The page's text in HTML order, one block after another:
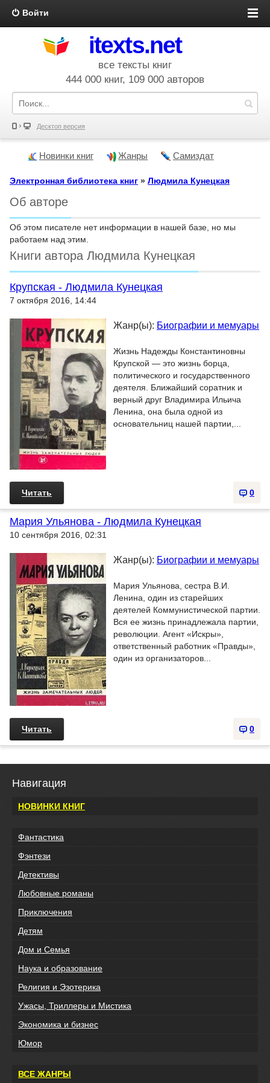
Войти
itexts.net
все тексты книг
444 000 книг, 109 000 авторов
Десктоп версия
Новинки книг Жанры Самиздат
Электронная библиотека книг » Людмила Кунецкая
Об авторе
Об этом писателе нет информации в нашей базе, но мы
работаем над этим.
Книги автора Людмила Кунецкая
Крупская - Людмила Кунецкая
7 октября 2016, 14:44
Жанр(ы): Биографии и мемуары
Жизнь Надежды Константиновны
Крупской — это жизнь борца,
политического и государственного
деятеля. Ближайший соратник и
верный друг Владимира Ильича
Ленина, она была одной из
основательниц нашей партии,...
0
Читать
Мария Ульянова - Людмила Кунецкая
10 сентября 2016, 02:31
Жанр(ы): Биографии и мемуары
Мария Ульянова, сестра В.И.
Ленина, один из старейших
деятелей Коммунистической партии.
Вся ее жизнь принадлежала партии,
революции. Агент «Искры»,
ответственный работник «Правды»,
один из организаторов...
0
Читать
Навигация
НОВИНКИ КНИГ
Фантастика
Фэнтези
Детективы
Любовные романы
Приключения
Детям
Дом и Семья
Наука и образование
Религия и Эзотерика
Ужасы, Триллеры и Мистика
Экономика и бизнес
Юмор
ВСЕ ЖАНРЫ